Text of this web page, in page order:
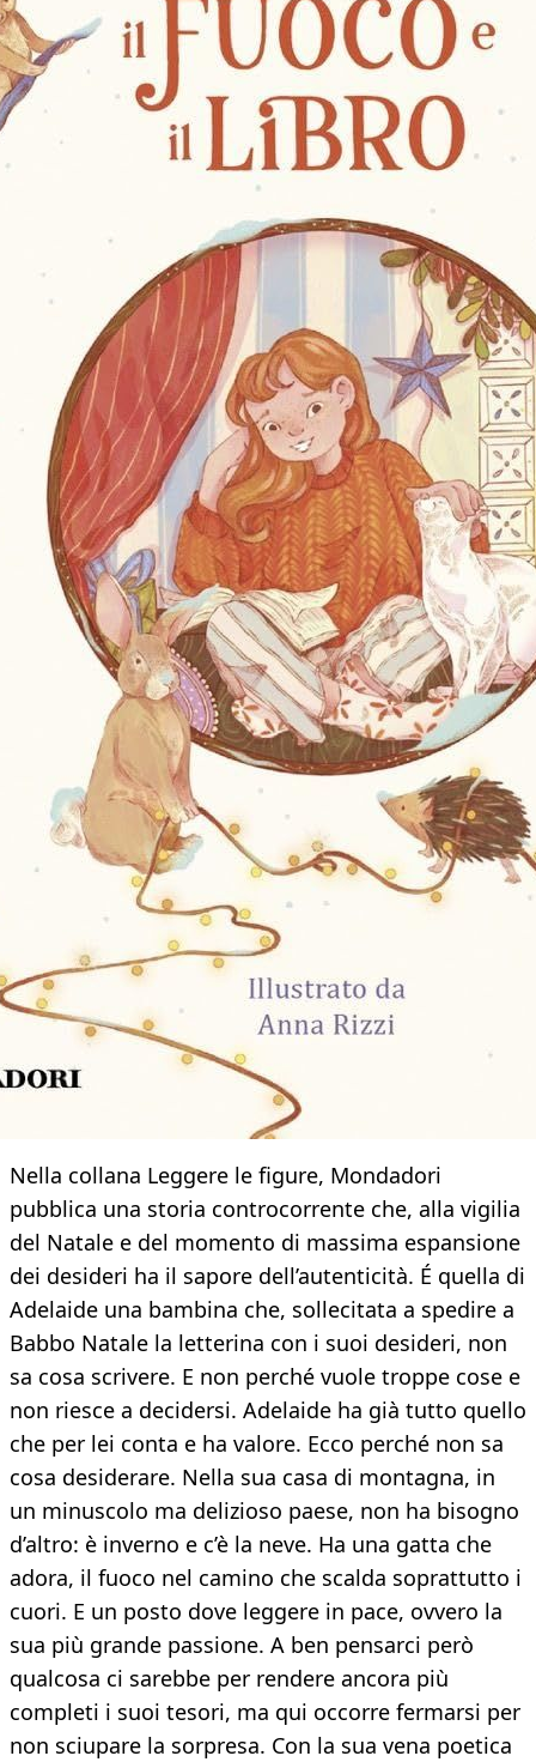
Nella collana Leggere le figure, Mondadori
pubblica una storia controcorrente che, alla vigilia
del Natale e del momento di massima espansione
dei desideri ha il sapore dell’autenticità. É quella di
Adelaide una bambina che, sollecitata a spedire a
Babbo Natale la letterina con i suoi desideri, non
sa cosa scrivere. E non perché vuole troppe cose e
non riesce a decidersi. Adelaide ha già tutto quello
che per lei conta e ha valore. Ecco perché non sa
cosa desiderare. Nella sua casa di montagna, in
un minuscolo ma delizioso paese, non ha bisogno
d’altro: è inverno e c’è la neve. Ha una gatta che
adora, il fuoco nel camino che scalda soprattutto i
cuori. E un posto dove leggere in pace, ovvero la
sua più grande passione. A ben pensarci però
qualcosa ci sarebbe per rendere ancora più
completi i suoi tesori, ma qui occorre fermarsi per
non sciupare la sorpresa. Con la sua vena poetica